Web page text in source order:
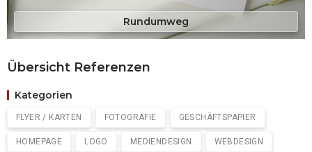
Rundumweg
Übersicht Referenzen
Kategorien
FLYER / KARTEN FOTOGRAFIE GESCHÄFTSPAPIER
HOMEPAGE LOGO MEDIENDESIGN WEBDESIGN